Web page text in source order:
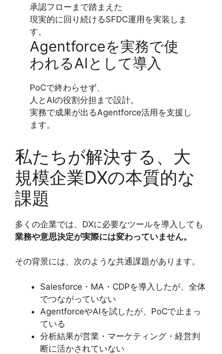
承認フローまで踏まえた
現実的に回り続けるSFDC運用を実装しま
す。
Agentforceを実務で使
われるAIとして導入
PoCで終わらせず、
人とAIの役割分担まで設計。
実務で成果が出るAgentforce活用を支援し
ます。
私たちが解決する、大
規模企業DXの本質的な
課題
多くの企業では、DXに必要なツールを導入しても
業務や意思決定が実際には変わっていません。
その背景には、次のような共通課題があります。
Salesforce・MA・CDPを導入したが、全体
でつながっていない
AgentforceやAIを試したが、PoCで止まっ
ている
分析結果が営業・マーケティング・経営判
断に活かされていない